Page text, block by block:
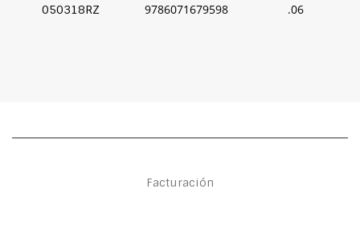
050318RZ 9786071679598 .06
Facturación